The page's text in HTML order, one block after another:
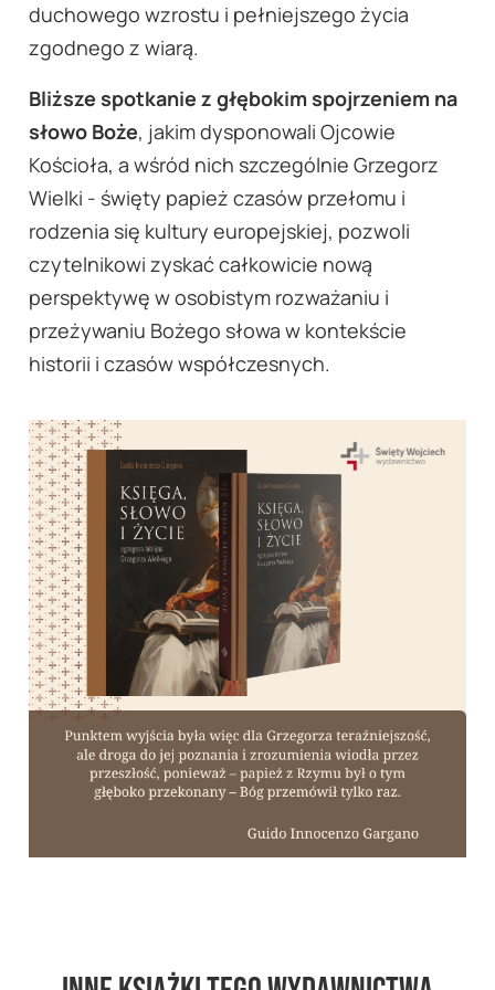
duchowego wzrostu i pełniejszego życia
zgodnego z wiarą.
Bliższe spotkanie z głębokim spojrzeniem na
słowo Boże, jakim dysponowali Ojcowie
Kościoła, a wśród nich szczególnie Grzegorz
Wielki - święty papież czasów przełomu i
rodzenia się kultury europejskiej, pozwoli
czytelnikowi zyskać całkowicie nową
perspektywę w osobistym rozważaniu i
przeżywaniu Bożego słowa w kontekście
historii i czasów współczesnych.